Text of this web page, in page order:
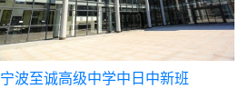
宁波至诚高级中学中日中新班